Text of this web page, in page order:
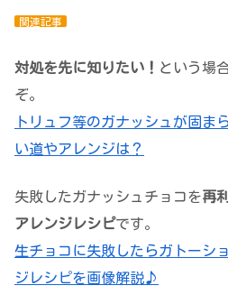
関連記事
対処を先に知りたい！ という場
ぞ。
トリュフ等のガナッシュが固ま
い道やアレンジは？
失敗したガナッシュチョコを再
アレンジレシピです。
生チョコに失敗したらガトーシ
ジレシピを画像解説♪